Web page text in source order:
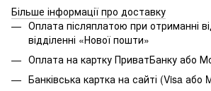
Більше інформації про доставку
Оплата післяплатою при отриманні
відділенні «Нової пошти»
Оплата на картку ПриватБанку або
Банківська картка на сайті (Visa або